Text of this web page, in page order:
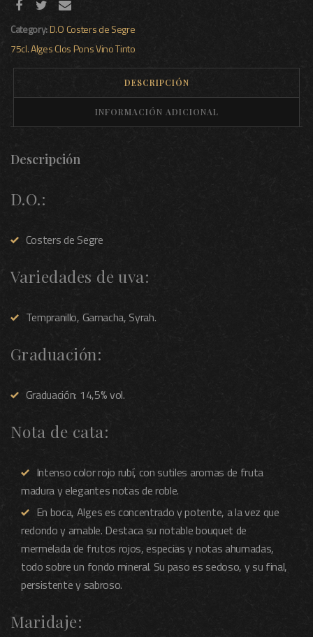
Category:D.O Costers de Segre
75cl.AlgesClos PonsVino Tinto
DESCRIPCIÓN
INFORMACIÓN ADICIONAL
Descripción
D.O.:
Costers de Segre
Variedades de uva:
Tempranillo, Garnacha, Syrah.
Graduación:
Graduación: 14,5% vol.
Nota de cata:
Intenso color rojo rubí, con sutiles aromas de fruta
madura y elegantes notas de roble.
En boca, Alges es concentrado y potente, a la vez que
redondo y amable. Destaca su notable bouquet de
mermelada de frutos rojos, especias y notas ahumadas,
todo sobre un fondo mineral. Su paso es sedoso, y su final,
persistente y sabroso.
Maridaje: